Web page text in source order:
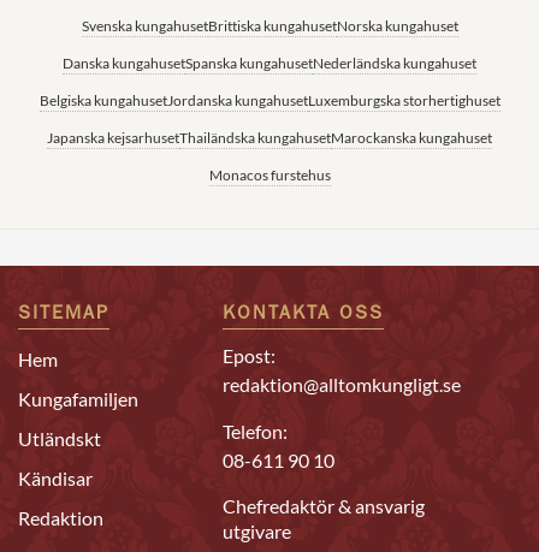
Svenska kungahusetBrittiska kungahusetNorska kungahuset
Danska kungahusetSpanska kungahusetNederländska kungahuset
Belgiska kungahusetJordanska kungahusetLuxemburgska storhertighuset
Japanska kejsarhusetThailändska kungahusetMarockanska kungahuset
Monacos furstehus
SITEMAP
Hem
Kungafamiljen
Utländskt
Kändisar
Redaktion
KONTAKTA OSS
Epost:
redaktion@alltomkungligt.se
Telefon:
08-611 90 10
Chefredaktör & ansvarig
utgivare